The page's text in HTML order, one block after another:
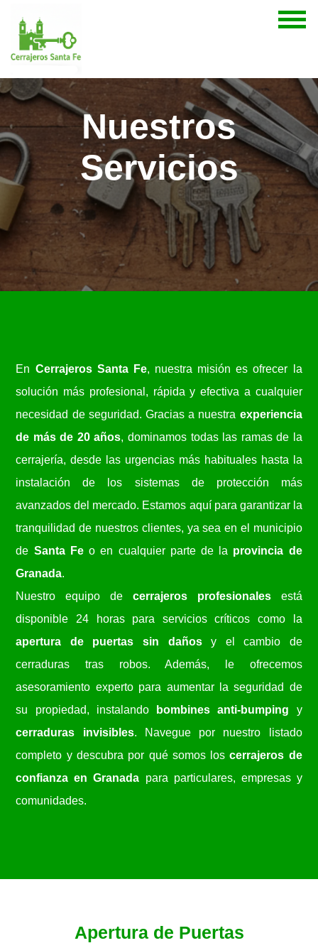
Nuestros
Servicios
En Cerrajeros Santa Fe, nuestra misión es ofrecer la
solución más profesional, rápida y efectiva a cualquier
necesidad de seguridad. Gracias a nuestra experiencia
de más de 20 años, dominamos todas las ramas de la
cerrajería, desde las urgencias más habituales hasta la
instalación de los sistemas de protección más
avanzados del mercado. Estamos aquí para garantizar la
tranquilidad de nuestros clientes, ya sea en el municipio
de Santa Feo en cualquier parte de la provincia de
Granada.
Nuestro equipo de cerrajeros profesionalesestá
disponible 24 horas para servicios críticos como la
apertura de puertas sin dañosy el cambio de
cerraduras tras robos. Además, le ofrecemos
asesoramiento experto para aumentar la seguridad de
su propiedad, instalando
bombines anti-bumping y
cerraduras invisibles. Navegue por nuestro listado
completo y descubra por qué somos loscerrajeros de
confianza en Granada para particulares, empresas y
comunidades.
Apertura de Puertas